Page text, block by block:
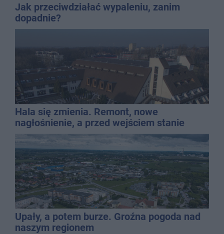
Jak przeciwdziałać wypaleniu, zanim
dopadnie?
Hala się zmienia. Remont, nowe
nagłośnienie, a przed wejściem stanie
QEMETICA ARENA
Upały, a potem burze. Groźna pogoda nad
naszym regionem